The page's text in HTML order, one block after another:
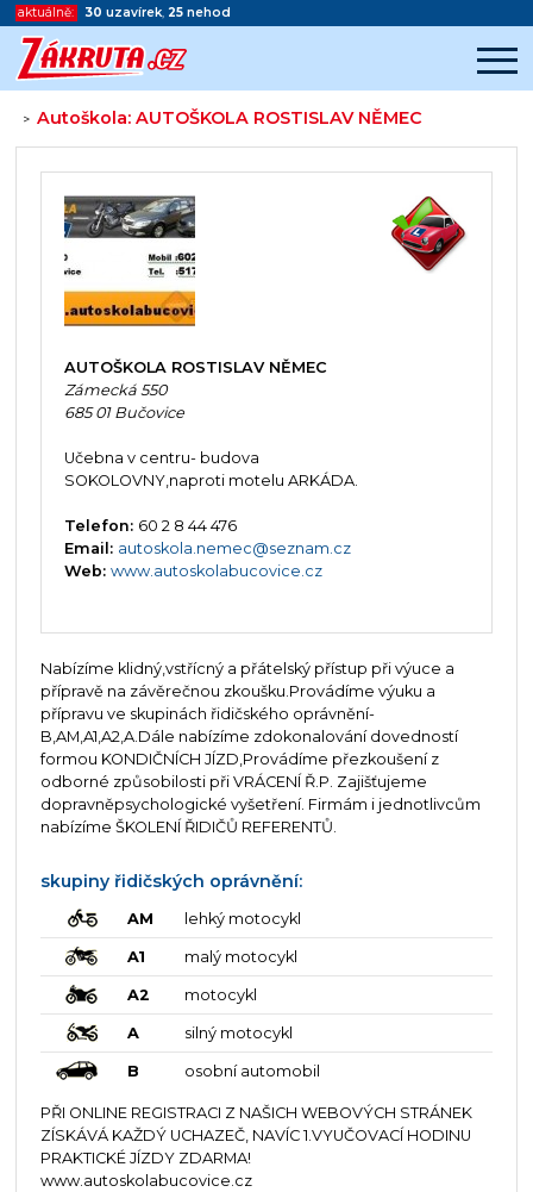
aktuálně: 30 uzavírek, 25 nehod
>Autoškola: AUTOŠKOLA ROSTISLAV NĚMEC
Začátek reklamy
Konec reklamy
AUTOŠKOLA ROSTISLAV NĚMEC
Zámecká 550
685 01 Bučovice
Učebna v centru- budova
SOKOLOVNY,naproti motelu ARKÁDA.
Telefon: 60 2 8 44 476
Email: autoskola.nemec@seznam.cz
Web: www.autoskolabucovice.cz
Nabízíme klidný,vstřícný a přátelský přístup při výuce a
přípravě na závěrečnou zkoušku.Provádíme výuku a
přípravu ve skupinách řidičského oprávnění-
B,AM,A1,A2,A.Dále nabízíme zdokonalování dovedností
formou KONDIČNÍCH JÍZD,Provádíme přezkoušení z
odborné způsobilosti při VRÁCENÍ Ř.P. Zajišťujeme
dopravněpsychologické vyšetření. Firmám i jednotlivcům
nabízíme ŠKOLENÍ ŘIDIČŮ REFERENTŮ.
skupiny řidičských oprávnění:
AM lehký motocykl
A1 malý motocykl
A2 motocykl
A silný motocykl
B osobní automobil
PŘI ONLINE REGISTRACI Z NAŠICH WEBOVÝCH STRÁNEK
ZÍSKÁVÁ KAŽDÝ UCHAZEČ, NAVÍC 1.VYUČOVACÍ HODINU
PRAKTICKÉ JÍZDY ZDARMA!
www.autoskolabucovice.cz